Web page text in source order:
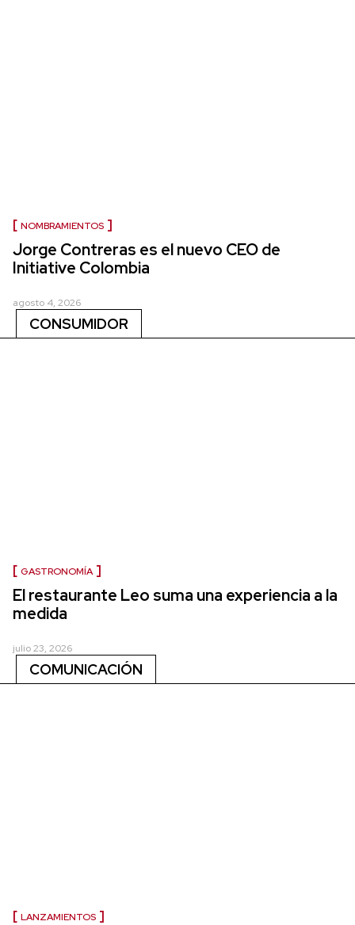
NOMBRAMIENTOS
Jorge Contreras es el nuevo CEO de
Initiative Colombia
agosto 4, 2026
CONSUMIDOR
GASTRONOMÍA
El restaurante Leo suma una experiencia a la
medida
julio 23, 2026
COMUNICACIÓN
LANZAMIENTOS